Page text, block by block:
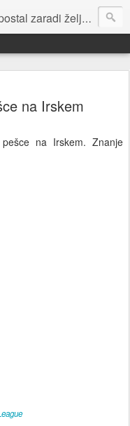
v prostem času." Baron Anton Codelli
na Irskem
na Irskem. Znanje